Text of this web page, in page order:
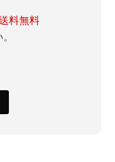
料無料